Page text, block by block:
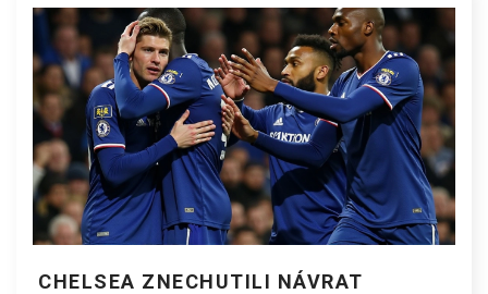
CHELSEA ZNECHUTILI NÁVRAT